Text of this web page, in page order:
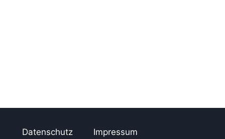
Datenschutz
Impressum